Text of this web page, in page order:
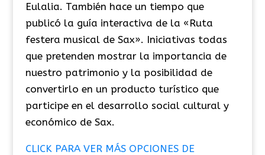
Eulalia. También hace un tiempo que
publicó la guía interactiva de la «Ruta
festera musical de Sax». Iniciativas todas
que pretenden mostrar la importancia de
nuestro patrimonio y la posibilidad de
convertirlo en un producto turístico que
participe en el desarrollo social cultural y
económico de Sax.
CLICK PARA VER MÁS OPCIONES DE